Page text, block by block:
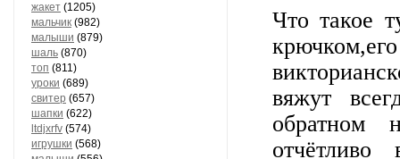
жакет (1205)
мальчик (982)
малыши (879)
шаль (870)
топ (811)
уроки (689)
свитер (657)
шапки (622)
ltdjxrfv (574)
игрушки (568)
Что такое
вяжут
обратном